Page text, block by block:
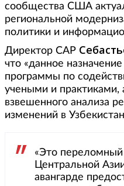
сообщества США
региональной
политики и
Директор CAP
что «данное
программы по
учеными и практиками,
взвешенного анализа
изменений в
«Это
Центральной
авангарде